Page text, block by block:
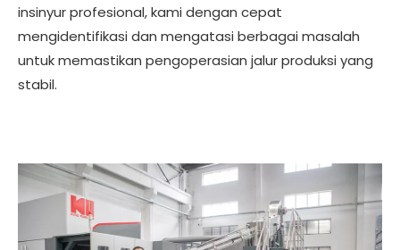
insinyur profesional, kami dengan cepat
mengidentifikasi dan mengatasi berbagai masalah
untuk memastikan pengoperasian jalur produksi yang
stabil.